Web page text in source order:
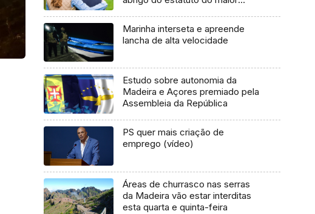
Marinha interseta e apreende
lancha de alta velocidade
Estudo sobre autonomia da
Madeira e Açores premiado pela
Assembleia da República
PS quer mais criação de
emprego (vídeo)
Áreas de churrasco nas serras
da Madeira vão estar interditas
esta quarta e quinta-feira